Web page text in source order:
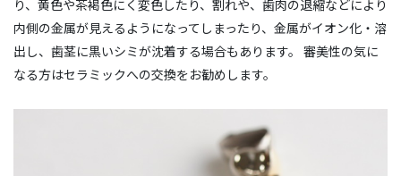
り、黄色や茶褐色にく変色したり、割れや、歯肉の退縮などにより
内側の金属が見えるようになってしまったり、金属がイオン化・溶
出し、歯茎に黒いシミが沈着する場合もあります。 審美性の気に
なる方はセラミックへの交換をお勧めします。